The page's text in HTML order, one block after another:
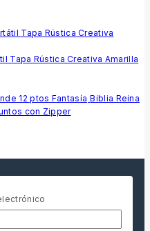
Tapa Rústica Creativa Amarilla
Biblia Reina
con Zipper
informativo